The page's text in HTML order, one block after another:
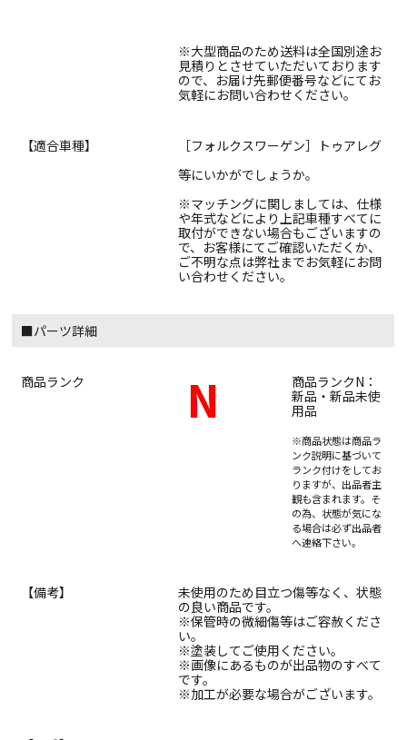
※大型商品のため送料は全国別途お
見積りとさせていただいております
ので、お届け先郵便番号などにてお
気軽にお問い合わせください。
【適合車種】
［フォルクスワーゲン］トゥアレグ
等にいかがでしょうか。
※マッチングに関しましては、仕様
や年式などにより上記車種すべてに
取付ができない場合もございますの
で、お客様にてご確認いただくか、
ご不明な点は弊社までお気軽にお問
い合わせください。
■パーツ詳細
商品ランク N
商品ランクN：
新品・新品未使
用品
※商品状態は商品ラ
ンク説明に基づいて
ランク付けをしてお
りますが、出品者主
観も含まれます。そ
の為、状態が気にな
る場合は必ず出品者
へ連絡下さい。
【備考】
未使用のため目立つ傷等なく、状態
の良い商品です。
※保管時の微細傷等はご容赦くださ
い。
※塗装してご使用ください。
※画像にあるものが出品物のすべて
です。
※加工が必要な場合がございます。